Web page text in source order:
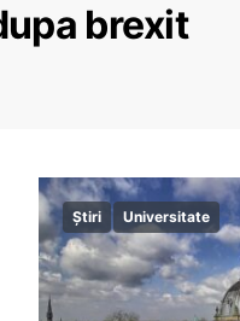
brexit
Știri Universitate